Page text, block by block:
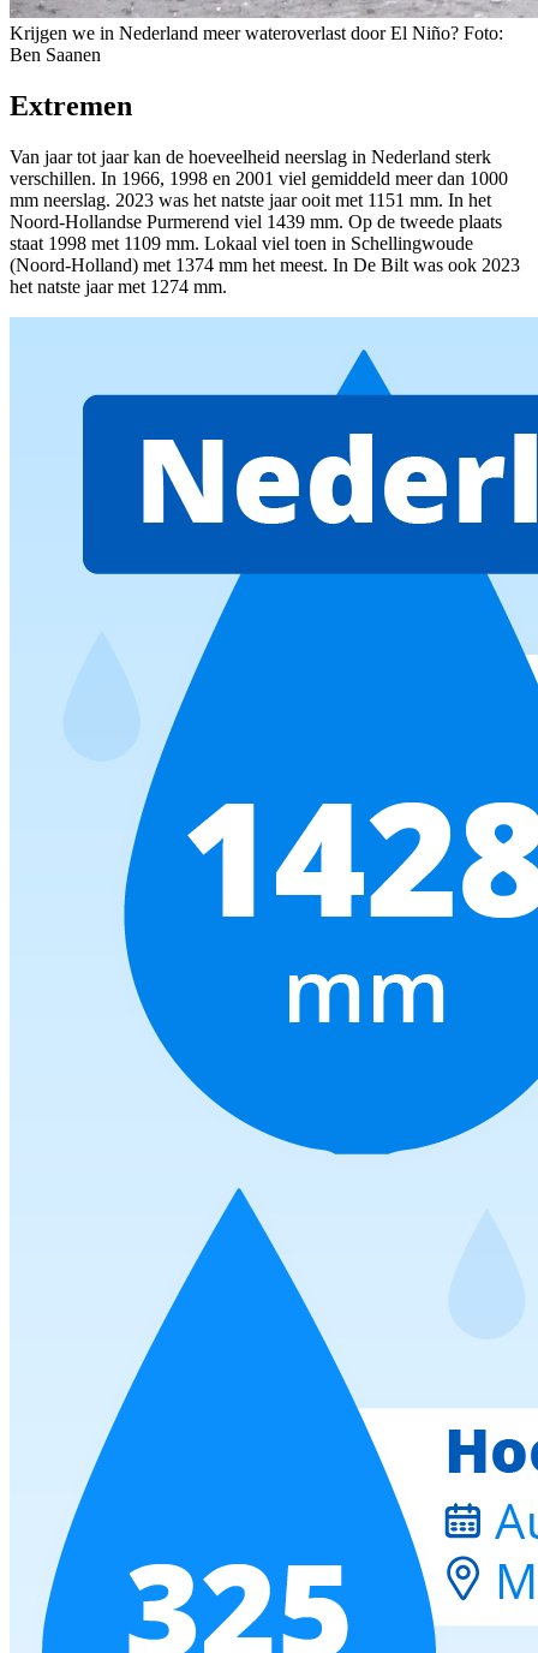
Krijgen we in Nederland meer wateroverlast door El Niño? Foto:
Ben Saanen
Extremen
Van jaar tot jaar kan de hoeveelheid neerslag in Nederland sterk
verschillen. In 1966, 1998 en 2001 viel gemiddeld meer dan 1000
mm neerslag. 2023 was het natste jaar ooit met 1151 mm. In het
Noord-Hollandse Purmerend viel 1439 mm. Op de tweede plaats
staat 1998 met 1109 mm. Lokaal viel toen in Schellingwoude
(Noord-Holland) met 1374 mm het meest. In De Bilt was ook 2023
het natste jaar met 1274 mm.